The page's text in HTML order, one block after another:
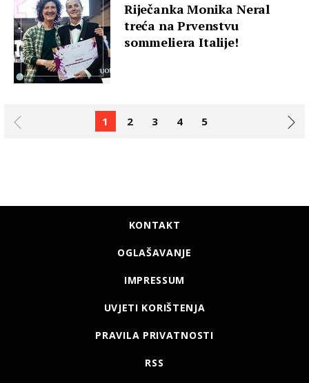
Riječanka Monika Neral
treća na Prvenstvu
sommeliera Italije!
1 2 3 4 5
KONTAKT
OGLAŠAVANJE
IMPRESSUM
UVJETI KORIŠTENJA
PRAVILA PRIVATNOSTI
RSS